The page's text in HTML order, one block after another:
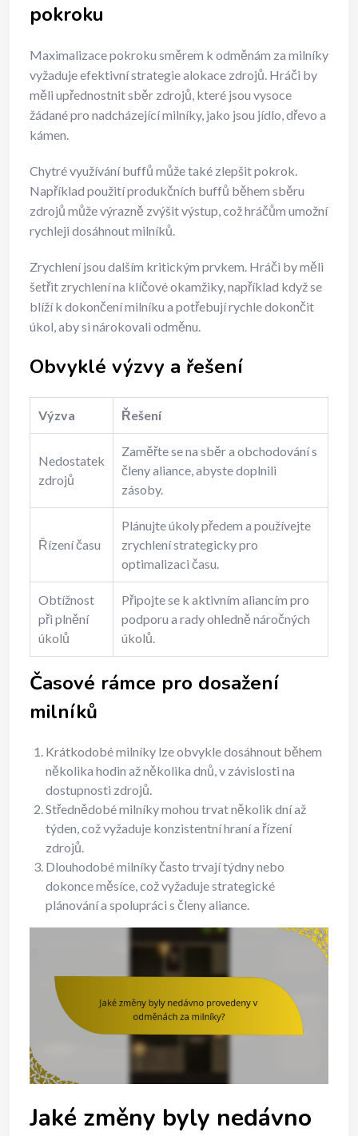
pokroku
Maximalizace pokroku směrem k odměnám za milníky
vyžaduje efektivní strategie alokace zdrojů. Hráči by
měli upřednostnit sběr zdrojů, které jsou vysoce
žádané pro nadcházející milníky, jako jsou jídlo, dřevo a
kámen.
Chytré využívání buffů může také zlepšit pokrok.
Například použití produkčních buffů během sběru
zdrojů může výrazně zvýšit výstup, což hráčům umožní
rychleji dosáhnout milníků.
Zrychlení jsou dalším kritickým prvkem. Hráči by měli
šetřit zrychlení na klíčové okamžiky, například když se
blíží k dokončení milníku a potřebují rychle dokončit
úkol, aby si nárokovali odměnu.
Obvyklé výzvy a řešení
Výzva Řešení
Nedostatek
zdrojů
Zaměřte se na sběr a obchodování s
členy aliance, abyste doplnili
zásoby.
Řízení času
Plánujte úkoly předem a používejte
zrychlení strategicky pro
optimalizaci času.
Obtížnost
při plnění
úkolů
Připojte se k aktivním aliancím pro
podporu a rady ohledně náročných
úkolů.
Časové rámce pro dosažení
milníků
Krátkodobé milníky lze obvykle dosáhnout během
několika hodin až několika dnů, v závislosti na
dostupnosti zdrojů.
Střednědobé milníky mohou trvat několik dní až
týden, což vyžaduje konzistentní hraní a řízení
zdrojů.
Dlouhodobé milníky často trvají týdny nebo
dokonce měsíce, což vyžaduje strategické
plánování a spolupráci s členy aliance.
Jaké změny byly nedávno